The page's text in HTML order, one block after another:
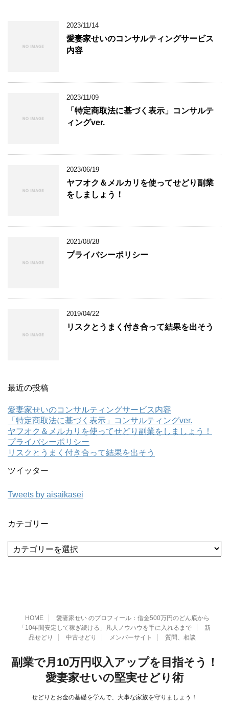
2023/11/14
愛妻家せいのコンサルティングサービス
内容
2023/11/09
「特定商取法に基づく表示」コンサルテ
ィングver.
2023/06/19
ヤフオク＆メルカリを使ってせどり副業
をしましょう！
2021/08/28
プライバシーポリシー
2019/04/22
リスクとうまく付き合って結果を出そう
最近の投稿
愛妻家せいのコンサルティングサービス内容
「特定商取法に基づく表示」コンサルティングver.
ヤフオク＆メルカリを使ってせどり副業をしましょう！
プライバシーポリシー
リスクとうまく付き合って結果を出そう
ツイッター
Tweets by aisaikasei
カテゴリー
テ
HOME
愛妻家せい のプロフィール：借金500万円のどん底から
「10年間安定して稼ぎ続ける」凡人ノウハウを手に入れるまで
新
品せどり
中古せどり メンバーサイト 質問、相談
副業で月10万円収入アップを目指そう！
愛妻家せいの堅実せどり術
せどりとお金の基礎を学んで、大事な家族を守りましょう！